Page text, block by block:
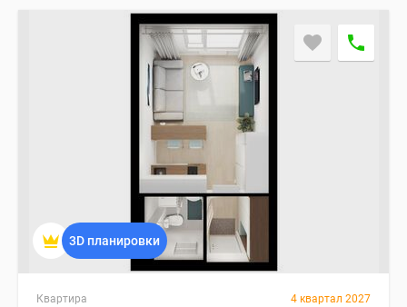
3D планировки
Квартира 4 квартал 2027